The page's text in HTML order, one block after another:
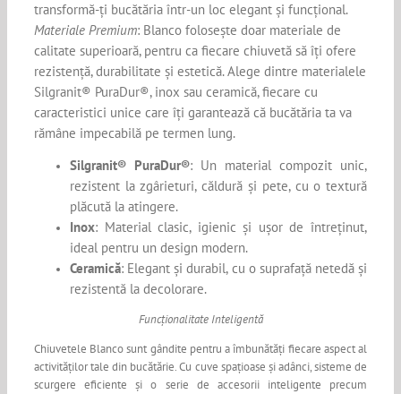
transformă-ți bucătăria într-un loc elegant și funcțional.
Materiale Premium: Blanco folosește doar materiale de
calitate superioară, pentru ca fiecare chiuvetă să îți ofere
rezistență, durabilitate și estetică. Alege dintre materialele
Silgranit®️ PuraDur®️, inox sau ceramică, fiecare cu
caracteristici unice care îți garantează că bucătăria ta va
rămâne impecabilă pe termen lung.
Silgranit®️ PuraDur®️: Un material compozit unic,
rezistent la zgârieturi, căldură și pete, cu o textură
plăcută la atingere.
Inox: Material clasic, igienic și ușor de întreținut,
ideal pentru un design modern.
Ceramică: Elegant și durabil, cu o suprafață netedă și
rezistentă la decolorare.
Funcționalitate Inteligentă
Chiuvetele Blanco sunt gândite pentru a îmbunătăți fiecare aspect al
activităților tale din bucătărie. Cu cuve spațioase și adânci, sisteme de
scurgere eficiente și o serie de accesorii inteligente precum